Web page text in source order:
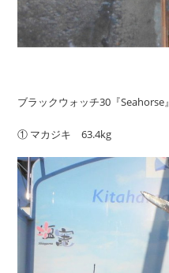
ブラックウォッチ30『Seahorse』
① マカジキ 63.4kg